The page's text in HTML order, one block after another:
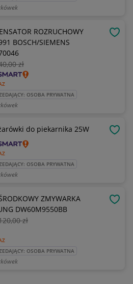
ROZRUCHOWY
BOSCH/SIEMENS
,00 zł
OSOBA PRYWATNA
do piekarnika 25W
OSOBA PRYWATNA
ZMYWARKA
DW60M9550BB
,00 zł
OSOBA PRYWATNA